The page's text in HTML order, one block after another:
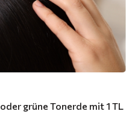
grüne Tonerde mit 1 TL